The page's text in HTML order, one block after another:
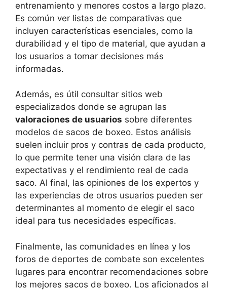
entrenamiento y menores costos a largo plazo.
Es común ver listas de comparativas que
incluyen características esenciales, como la
durabilidad y el tipo de material, que ayudan a
los usuarios a tomar decisiones más
informadas.
Además, es útil consultar sitios web
especializados donde se agrupan las
valoraciones de usuarios sobre diferentes
modelos de sacos de boxeo. Estos análisis
suelen incluir pros y contras de cada producto,
lo que permite tener una visión clara de las
expectativas y el rendimiento real de cada
saco. Al final, las opiniones de los expertos y
las experiencias de otros usuarios pueden ser
determinantes al momento de elegir el saco
ideal para tus necesidades específicas.
Finalmente, las comunidades en línea y los
foros de deportes de combate son excelentes
lugares para encontrar recomendaciones sobre
los mejores sacos de boxeo. Los aficionados al